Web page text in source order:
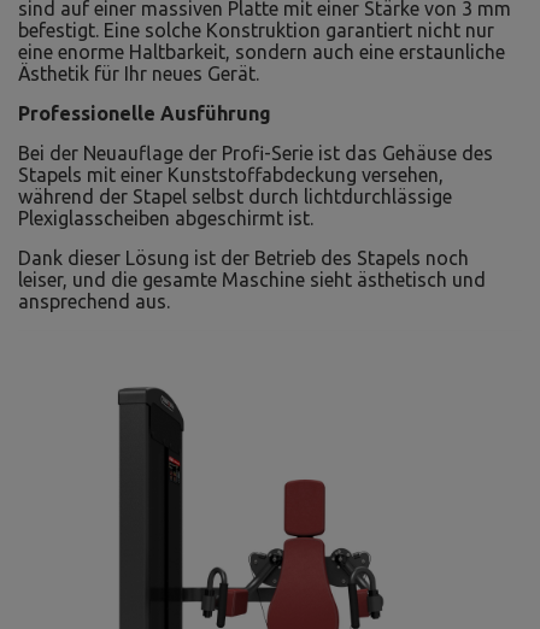
sind auf einer massiven Platte mit einer Stärke von 3 mm
befestigt. Eine solche Konstruktion garantiert nicht nur
eine enorme Haltbarkeit, sondern auch eine erstaunliche
Ästhetik für Ihr neues Gerät.
Professionelle Ausführung
Bei der Neuauflage der Profi-Serie ist das Gehäuse des
Stapels mit einer Kunststoffabdeckung versehen,
während der Stapel selbst durch lichtdurchlässige
Plexiglasscheiben abgeschirmt ist.
Dank dieser Lösung ist der Betrieb des Stapels noch
leiser, und die gesamte Maschine sieht ästhetisch und
ansprechend aus.